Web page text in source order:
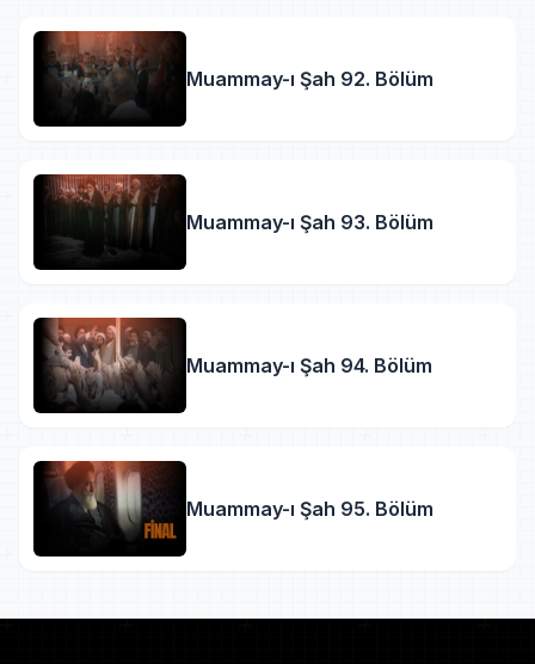
Muammay-ı Şah 92. Bölüm
Muammay-ı Şah 93. Bölüm
Muammay-ı Şah 94. Bölüm
Muammay-ı Şah 95. Bölüm